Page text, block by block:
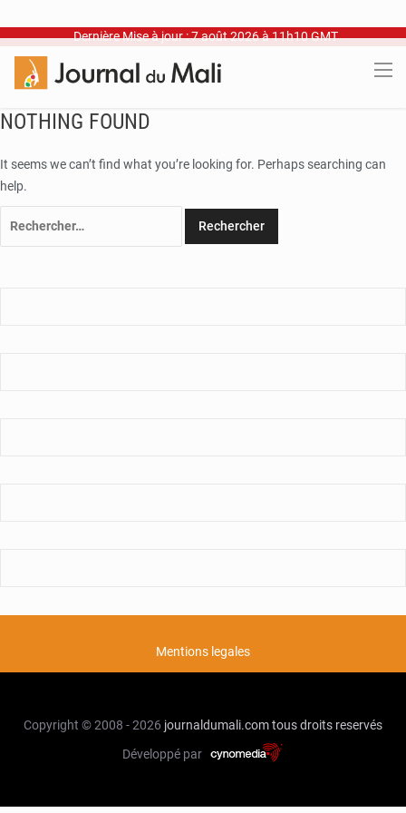
Dernière Mise à jour : 7 août 2026 à 11h10 GMT
NOTHING FOUND
It seems we can’t find what you’re looking for. Perhaps searching can
help.
Mentions legales
Copyright © 2008 - 2026 journaldumali.comtous droits reservés
Développé par